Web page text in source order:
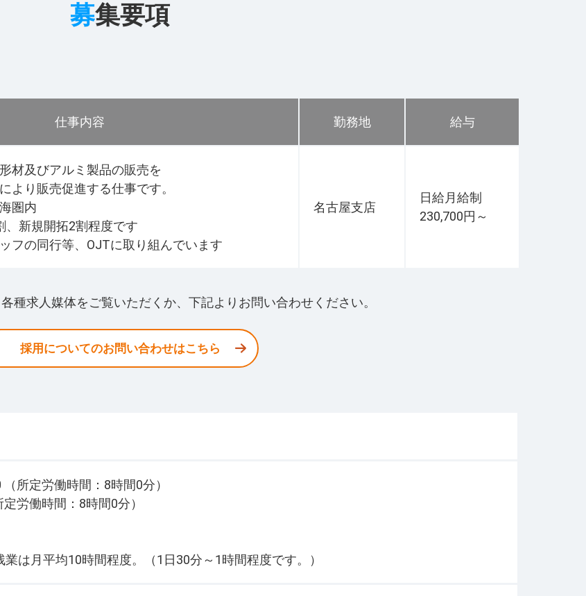
募集要項
仕事内容 勤務地 給与
材及びアルミ製品の販売を
より販売促進する仕事です。
圏内
、新規開拓2割程度です
フの同行等、OJTに取り組んでいます
名古屋支店
日給月給制
230,700円～
種求人媒体をご覧いただくか、下記よりお問い合わせください。
採用についてのお問い合わせはこちら
（所定労働時間：8時間0分）
労働時間：8時間0分）
は月平均10時間程度。（1日30分～1時間程度です。）